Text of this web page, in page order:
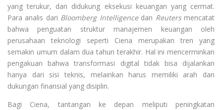
yang terukur, dan didukung eksekusi keuangan yang cermat.
Para analis dari Bloomberg Intelligencedan Reutersmencatat
bahwa penguatan struktur manajemen keuangan oleh
perusahaan teknologi seperti Ciena merupakan tren yang
semakin umum dalam dua tahun terakhir. Hal ini mencerminkan
pengakuan bahwa transformasi digital tidak bisa dijalankan
hanya dari sisi teknis, melainkan harus memiliki arah dan
dukungan finansial yang disiplin.
Bagi Ciena, tantangan ke depan meliputi peningkatan